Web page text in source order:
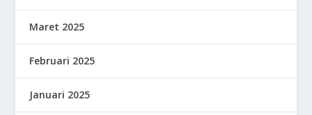
Maret 2025
Februari 2025
Januari 2025